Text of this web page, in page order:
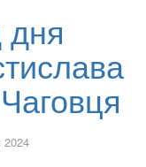
дня
2024